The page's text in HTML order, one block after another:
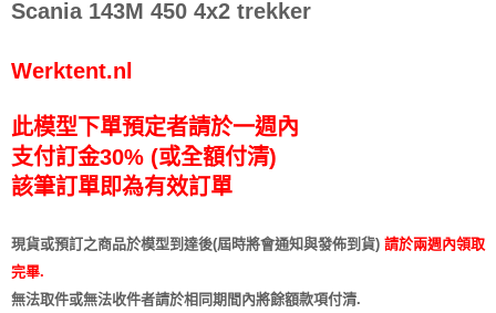
Scania 143M 450 4x2 trekker
Werktent.nl
此模型下單預定者請於一週內
支付訂金30% (或全額付清)
該筆訂單即為有效訂單
現貨或預訂之商品於模型到達後(屆時將會通知與發佈到貨) 請於兩週內領取
完畢.
無法取件或無法收件者請於相同期間內將餘額款項付清.